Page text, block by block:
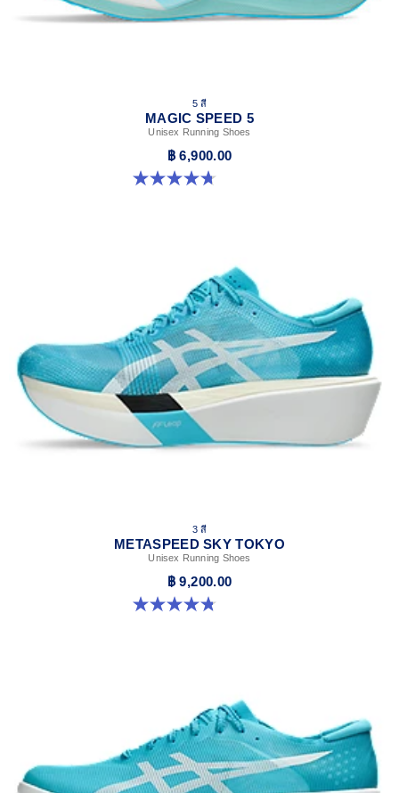
5 สี
MAGIC SPEED 5
Unisex Running Shoes
฿ 6,900.00
4.7 จาก 5 ดาว 328 รีวิว
3 สี
METASPEED SKY TOKYO
Unisex Running Shoes
฿ 9,200.00
4.8 จาก 5 ดาว 349 รีวิว